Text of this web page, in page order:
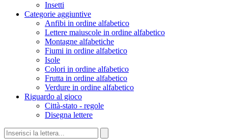
Insetti
Categorie aggiuntive
Anfibi in ordine alfabetico
Lettere maiuscole in ordine alfabetico
Montagne alfabetiche
Fiumi in ordine alfabetico
Isole
Colori in ordine alfabetico
Frutta in ordine alfabetico
Verdure in ordine alfabetico
Riguardo al gioco
Città-stato - regole
Disegna lettere